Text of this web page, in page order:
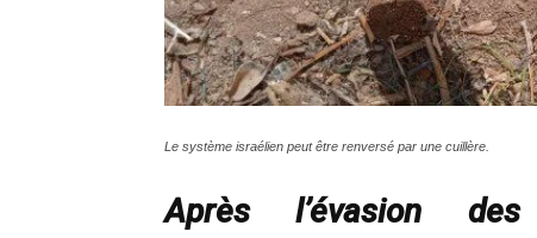
Le système israélien peut être renversé par une cuillère.
Après l’évasion